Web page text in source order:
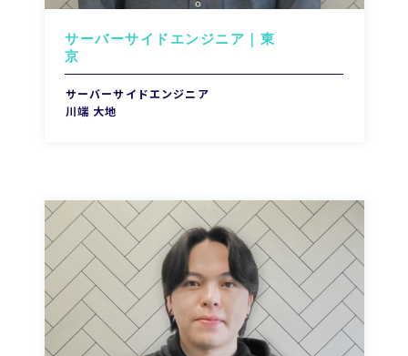
サーバーサイドエンジニア｜東
京
サーバーサイドエンジニア
川端 大地